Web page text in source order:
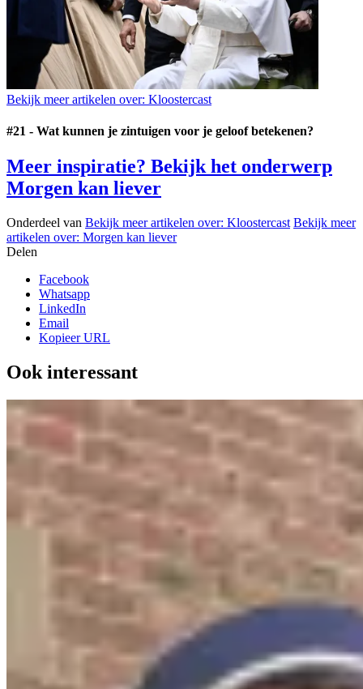
Bekijk meer artikelen over: Kloostercast
#21 - Wat kunnen je zintuigen voor je geloof betekenen?
Meer inspiratie? Bekijk het onderwerp
Morgen kan liever
Onderdeel van Bekijk meer artikelen over: Kloostercast Bekijk meer
artikelen over: Morgen kan liever
Delen
Facebook
Whatsapp
LinkedIn
Email
Kopieer URL
Ook interessant